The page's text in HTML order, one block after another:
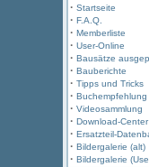
· Startseite
· F.A.Q.
· Memberliste
· User-Online
· Bausätze
· Bauberichte
· Tipps und Tricks
· Buchempfehlung
· Videosammlung
· Download-Center
· Ersatzteil-
· Bildergalerie (alt)
· Bildergalerie